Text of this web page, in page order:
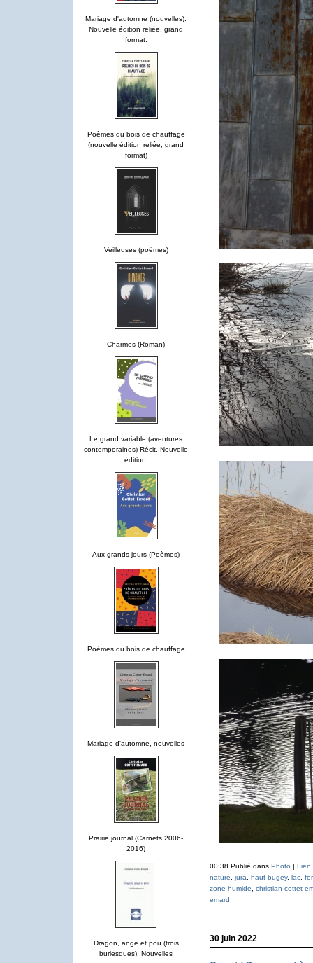
Mariage d'automne (nouvelles).
Nouvelle édition reliée, grand
format.
Poèmes du bois de chauffage
(nouvelle édition reliée, grand
format)
Veilleuses (poèmes)
Charmes (Roman)
Le grand variable (aventures
contemporaines) Récit. Nouvelle
édition.
Aux grands jours (Poèmes)
Poèmes du bois de chauffage
Mariage d'automne, nouvelles
Prairie journal (Carnets 2006-
2016)
Dragon, ange et pou (trois
burlesques). Nouvelles
00:38 Publié dans Photo | Lien
nature
jura haut bugey, lac,
zone humide
christian cottet-
emard
30 juin 2022